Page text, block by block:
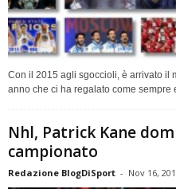
Con il 2015 agli sgoccioli, è arrivato il
anno che ci ha regalato come sempre
Nhl, Patrick Kane
campionato
Redazione BlogDiSport - Nov 16,